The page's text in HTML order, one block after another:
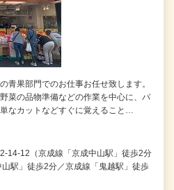
青果部門でのお仕事お任せ致します。
菜の品物準備などの作業を中心に、パ
なカットなどすぐに覚えること…
14-12（京成線「京成中山駅」徒歩2分
駅」徒歩2分／京成線「鬼越駅」徒歩